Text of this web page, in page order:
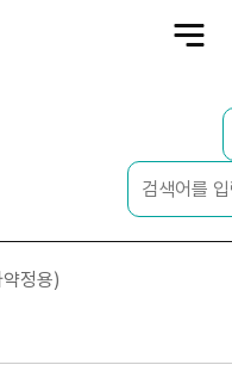
전
체
정용)